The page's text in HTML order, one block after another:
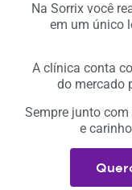
Na Sorrix você
em um único
A clínica conta
do mercado
Sempre junto
e